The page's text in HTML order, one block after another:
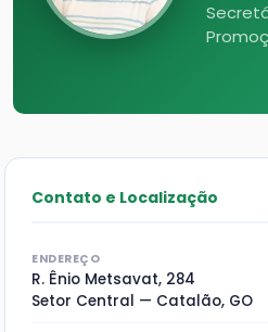
Contato e Localização
ENDEREÇO
R. Ênio Metsavat, 284
Setor Central — Catalão, GO